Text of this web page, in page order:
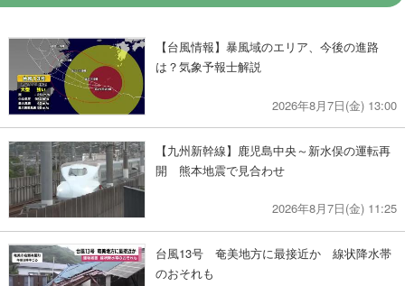
【台風情報】暴風域のエリア、今後の進路
は？気象予報士解説
2026年8月7日(金) 13:00
【九州新幹線】鹿児島中央～新水俣の運転再
開 熊本地震で見合わせ
2026年8月7日(金) 11:25
台風13号 奄美地方に最接近か 線状降水帯
のおそれも